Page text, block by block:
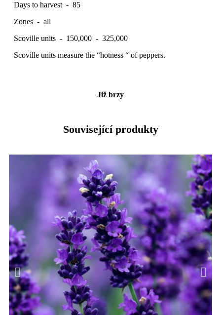
Days to harvest - 85
Zones - all
Scoville units - 150,000 - 325,000
Scoville units measure the “hotness “ of peppers.
Již brzy
Související produkty